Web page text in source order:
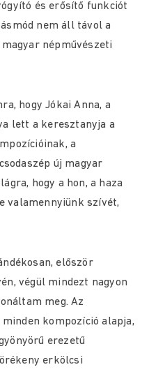
és erősítő funkciót
nem áll távol a
népművészeti
hogy Jókai Anna, a
lett a keresztanyja a
a
új magyar
hogy a hon, a haza
valamennyiünk szívét,
először
végül mindezt nagyon
meg. Az
kompozíció alapja,
erezetű
erkölcsi